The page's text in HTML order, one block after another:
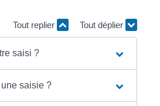
Tout replier
Tout déplier
saisi ?
saisie ?